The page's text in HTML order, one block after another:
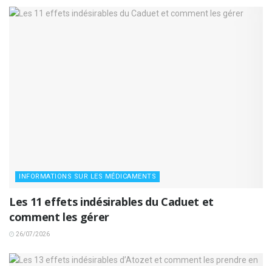
INFORMATIONS SUR LES MÉDICAMENTS
Les 11 effets indésirables du Caduet et
comment les gérer
26/07/2026